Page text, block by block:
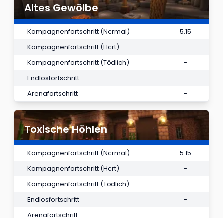
Altes Gewölbe
Kampagnenfortschritt (Normal)
5.15
Kampagnenfortschritt (Hart)
-
Kampagnenfortschritt (Tödlich)
-
Endlosfortschritt
-
Arenafortschritt
-
Toxische Höhlen
Kampagnenfortschritt (Normal)
5.15
Kampagnenfortschritt (Hart)
-
Kampagnenfortschritt (Tödlich)
-
Endlosfortschritt
-
Arenafortschritt
-